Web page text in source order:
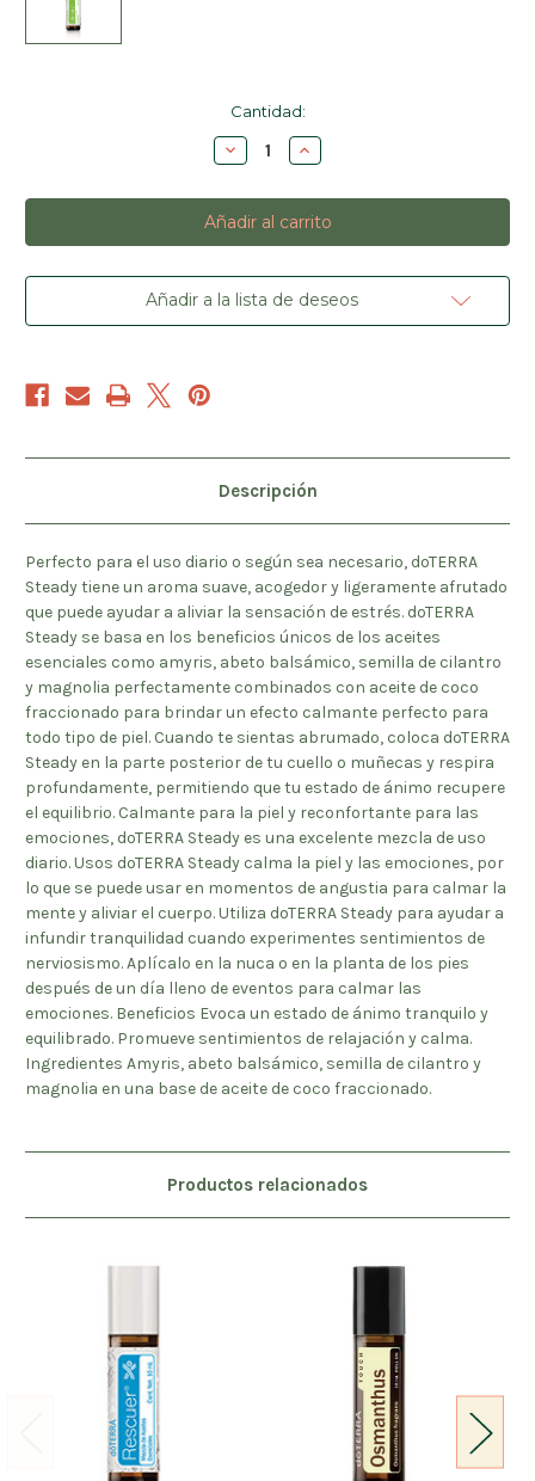
Cantidad:
Disminuir
la
de
Steady®
Roll-
on,
ml
Aumentar
la
de
Steady®
Roll-
on,
ml
Añadir a la lista de deseos
Descripción
Perfecto para el uso diario o según sea necesario, doTERRA
Steady tiene un aroma suave, acogedor y ligeramente afrutado
que puede ayudar a aliviar la sensación de estrés. doTERRA
Steady se basa en los beneficios únicos de los aceites
esenciales como amyris, abeto balsámico, semilla de cilantro
y magnolia perfectamente combinados con aceite de coco
fraccionado para brindar un efecto calmante perfecto para
todo tipo de piel. Cuando te sientas abrumado, coloca doTERRA
Steady en la parte posterior de tu cuello o muñecas y respira
profundamente, permitiendo que tu estado de ánimo recupere
el equilibrio. Calmante para la piel y reconfortante para las
emociones, doTERRA Steady es una excelente mezcla de uso
diario. Usos doTERRA Steady calma la piel y las emociones, por
lo que se puede usar en momentos de angustia para calmar la
mente y aliviar el cuerpo. Utiliza doTERRA Steady para ayudar a
infundir tranquilidad cuando experimentes sentimientos de
nerviosismo. Aplícalo en la nuca o en la planta de los pies
después de un día lleno de eventos para calmar las
emociones. Beneficios Evoca un estado de ánimo tranquilo y
equilibrado. Promueve sentimientos de relajación y calma.
Ingredientes Amyris, abeto balsámico, semilla de cilantro y
magnolia en una base de aceite de coco fraccionado.
Productos relacionados